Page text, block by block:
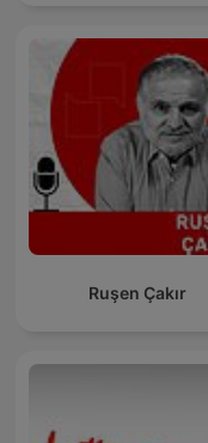
Ruşen Çakır